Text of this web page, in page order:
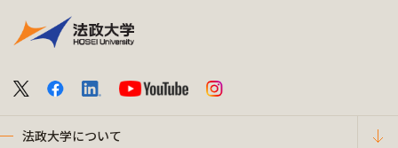
法政大学について